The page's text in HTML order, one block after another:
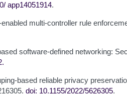
app14051914.
multi-controller rule
software-defined networking:
.
based reliable privacy
doi: 10.1155/2022/5626305.